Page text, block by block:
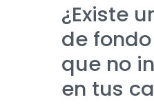
¿Existe
de
que no
en tus